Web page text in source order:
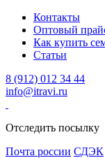
Контакты
Оптовый
Как купить
Статьи
8 (912) 012 34 44
info@itravi.ru
Отследить посылку
Почта россии СДЭК